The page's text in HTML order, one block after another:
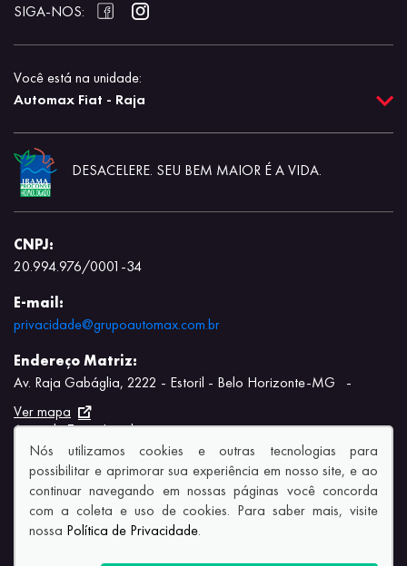
SIGA-NOS:
Você está na unidade:
Automax Fiat - Raja
DESACELERE. SEU BEM MAIOR É A VIDA.
CNPJ:
20.994.976/0001-34
E-mail:
privacidade@grupoautomax.com.br
Endereço Matriz:
Av. Raja Gabáglia, 2222 - Estoril - Belo Horizonte-MG
-
Ver mapa
Aviso de Texto Legal
Nós utilizamos cookies e outras tecnologias para
possibilitar e aprimorar sua experiência em nosso site, e ao
continuar navegando em nossas páginas você concorda
com a coleta e uso de cookies. Para saber mais, visite
nossa Política de Privacidade.